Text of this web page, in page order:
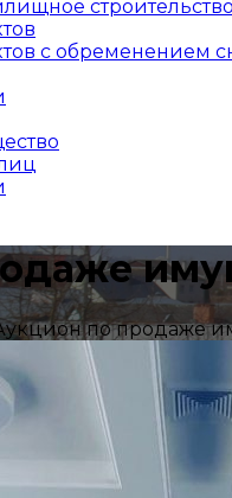
строительство
с обременением
по продаже